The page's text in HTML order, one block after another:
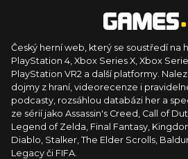
Český herní web, který se soustředí na
PlayStation 4, Xbox Series X, Xbox
PlayStation VR2 a další platformy.
dojmy z hraní, videorecenze i
podcasty, rozsáhlou databázi her a
ze sérií jako Assassin's Creed, Call of
Legend of Zelda, Final Fantasy,
Diablo, Stalker, The Elder Scrolls,
Legacy či FIFA.